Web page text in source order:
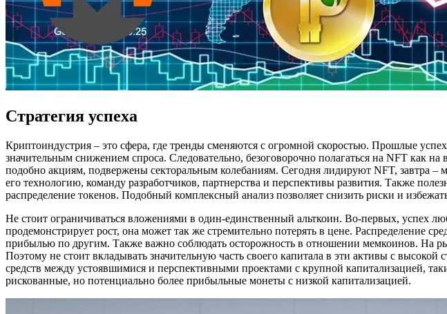
Стратегия успеха
Криптоиндустрия – это сфера, где тренды сменяются с огромной скоростью. Прошлые
значительным снижением спроса. Следовательно, безоговорочно полагаться на NFT как
подобно акциям, подвержены секторальным колебаниям. Сегодня лидируют NFT, завтра
его технологию, команду разработчиков, партнерства и перспективы развития. Также
распределение токенов. Подобный комплексный анализ позволяет снизить риски и
Не стоит ограничиваться вложениями в один-единственный альткоин. Во-первых, успех
продемонстрирует рост, она может так же стремительно потерять в цене. Распределение
прибылью по другим. Также важно соблюдать осторожность в отношении мемкоинов. На
Поэтому не стоит вкладывать значительную часть своего капитала в эти активы с
средств между устоявшимися и перспективными проектами с крупной капитализацией,
рискованные, но потенциально более прибыльные монеты с низкой капитализацией.